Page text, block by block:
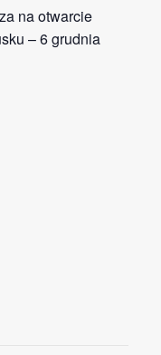
na otwarcie
– 6 grudnia